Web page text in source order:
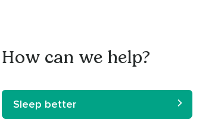
How can we help?
Sleep better